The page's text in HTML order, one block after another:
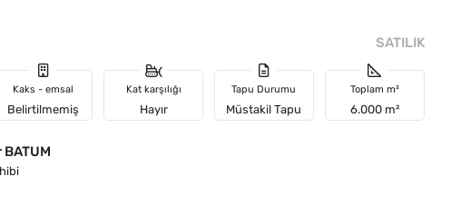
SATILIK
Kaks - emsal
Belirtilmemiş
Kat karşılığı
Hayır
Tapu Durumu
Müstakil Tapu
Toplam m²
6.000 m²
BATUM